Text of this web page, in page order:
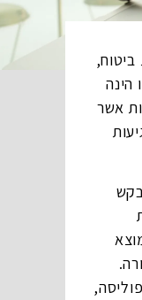
הינה
אשר